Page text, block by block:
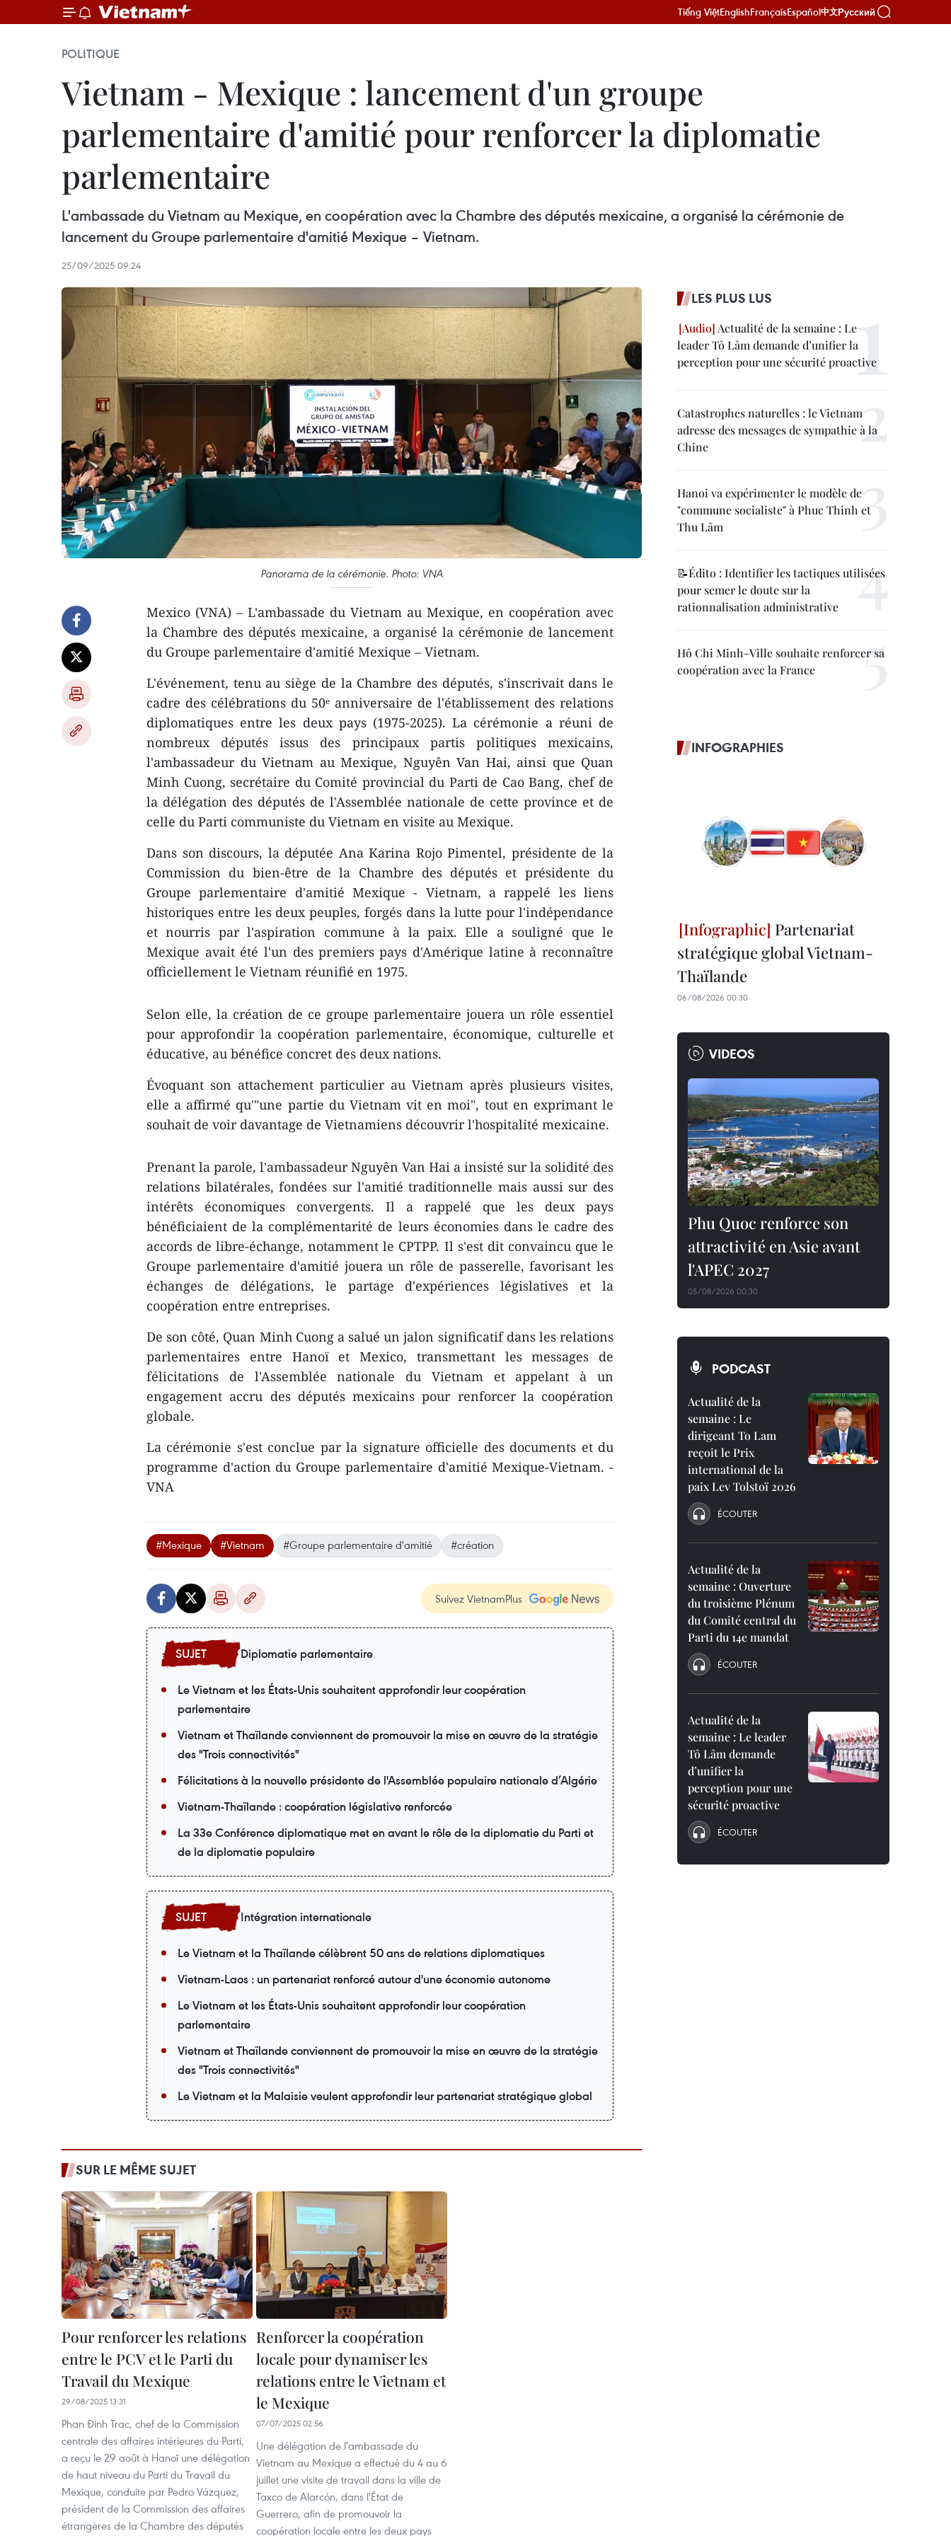
Tiếng ViệtEnglishFrançaisEspañol中文Русский
POLITIQUE
Vietnam - Mexique : lancement d'un groupe
parlementaire d'amitié pour renforcer la diplomatie
parlementaire
L'ambassade du Vietnam au Mexique, en coopération avec la Chambre des députés mexicaine, a organisé la cérémonie de
lancement du Groupe parlementaire d'amitié Mexique – Vietnam.
25/09/2025 09:24
Panorama de la cérémonie. Photo: VNA
Mexico (VNA) – L'ambassade du Vietnam au Mexique, en coopération avec
la Chambre des députés mexicaine, a organisé la cérémonie de lancement
du Groupe parlementaire d'amitié Mexique – Vietnam.
L'événement, tenu au siège de la Chambre des députés, s'inscrivait dans le
cadre des célébrations du 50ᵉ anniversaire de l'établissement des relations
diplomatiques entre les deux pays (1975-2025). La cérémonie a réuni de
nombreux députés issus des principaux partis politiques mexicains,
l'ambassadeur du Vietnam au Mexique, Nguyên Van Hai, ainsi que Quan
Minh Cuong, secrétaire du Comité provincial du Parti de Cao Bang, chef de
la délégation des députés de l'Assemblée nationale de cette province et de
celle du Parti communiste du Vietnam en visite au Mexique.
Dans son discours, la députée Ana Karina Rojo Pimentel, présidente de la
Commission du bien-être de la Chambre des députés et présidente du
Groupe parlementaire d'amitié Mexique - Vietnam, a rappelé les liens
historiques entre les deux peuples, forgés dans la lutte pour l'indépendance
et nourris par l'aspiration commune à la paix. Elle a souligné que le
Mexique avait été l'un des premiers pays d'Amérique latine à reconnaître
officiellement le Vietnam réunifié en 1975.
Selon elle, la création de ce groupe parlementaire jouera un rôle essentiel
pour approfondir la coopération parlementaire, économique, culturelle et
éducative, au bénéfice concret des deux nations.
Évoquant son attachement particulier au Vietnam après plusieurs visites,
elle a affirmé qu'"une partie du Vietnam vit en moi", tout en exprimant le
souhait de voir davantage de Vietnamiens découvrir l'hospitalité mexicaine.
Prenant la parole, l'ambassadeur Nguyên Van Hai a insisté sur la solidité des
relations bilatérales, fondées sur l'amitié traditionnelle mais aussi sur des
intérêts économiques convergents. Il a rappelé que les deux pays
bénéficiaient de la complémentarité de leurs économies dans le cadre des
accords de libre-échange, notamment le CPTPP. Il s'est dit convaincu que le
Groupe parlementaire d'amitié jouera un rôle de passerelle, favorisant les
échanges de délégations, le partage d'expériences législatives et la
coopération entre entreprises.
De son côté, Quan Minh Cuong a salué un jalon significatif dans les relations
parlementaires entre Hanoï et Mexico, transmettant les messages de
félicitations de l'Assemblée nationale du Vietnam et appelant à un
engagement accru des députés mexicains pour renforcer la coopération
globale.
La cérémonie s'est conclue par la signature officielle des documents et du
programme d'action du Groupe parlementaire d'amitié Mexique-Vietnam. -
VNA
#Mexique #Vietnam #Groupe parlementaire d'amitié #création
Suivez VietnamPlus
Diplomatie parlementaire
Le Vietnam et les États-Unis souhaitent approfondir leur coopération
parlementaire
Vietnam et Thaïlande conviennent de promouvoir la mise en œuvre de la stratégie
des "Trois connectivités"
Félicitations à la nouvelle présidente de l'Assemblée populaire nationale d’Algérie
Vietnam-Thaïlande : coopération législative renforcée
La 33e Conférence diplomatique met en avant le rôle de la diplomatie du Parti et
de la diplomatie populaire
Intégration internationale
Le Vietnam et la Thaïlande célèbrent 50 ans de relations diplomatiques
Vietnam-Laos : un partenariat renforcé autour d'une économie autonome
Le Vietnam et les États-Unis souhaitent approfondir leur coopération
parlementaire
Vietnam et Thaïlande conviennent de promouvoir la mise en œuvre de la stratégie
des "Trois connectivités"
Le Vietnam et la Malaisie veulent approfondir leur partenariat stratégique global
SUR LE MÊME SUJET
Pour renforcer les relations
entre le PCV et le Parti du
Travail du Mexique
29/08/2025 13:31
Phan Đinh Trac, chef de la Commission
centrale des affaires intérieures du Parti,
a reçu le 29 août à Hanoï une délégation
de haut niveau du Parti du Travail du
Mexique, conduite par Pedro Vázquez,
président de la Commission des affaires
étrangères de la Chambre des députés
Renforcer la coopération
locale pour dynamiser les
relations entre le Vietnam et
le Mexique
07/07/2025 02:56
Une délégation de l'ambassade du
Vietnam au Mexique a effectué du 4 au 6
juillet une visite de travail dans la ville de
Taxco de Alarcón, dans l'État de
Guerrero, afin de promouvoir la
coopération locale entre les deux pays
LES PLUS LUS
Actualité de la semaine : Le
leader Tô Lâm demande d’unifier la
perception pour une sécurité proactive
Catastrophes naturelles : le Vietnam
adresse des messages de sympathie à la
Chine
Hanoi va expérimenter le modèle de
"commune socialiste" à Phuc Thinh et
Thu Lâm
📝Édito : Identifier les tactiques utilisées
pour semer le doute sur la
rationnalisation administrative
Hô Chi Minh-Ville souhaite renforcer sa
coopération avec la France
INFOGRAPHIES
Partenariat
stratégique global Vietnam-
Thaïlande
06/08/2026 00:30
VIDEOS
Phu Quoc renforce son
attractivité en Asie avant
l'APEC 2027
05/08/2026 00:30
PODCAST
Actualité de la
semaine : Le
dirigeant To Lam
reçoit le Prix
international de la
paix Lev Tolstoï 2026
ÉCOUTER
Actualité de la
semaine : Ouverture
du troisième Plénum
du Comité central du
Parti du 14e mandat
ÉCOUTER
Actualité de la
semaine : Le leader
Tô Lâm demande
d’unifier la
perception pour une
sécurité proactive
ÉCOUTER